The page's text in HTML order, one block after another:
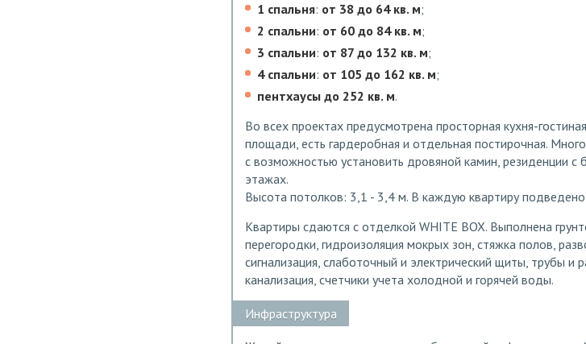
1 спальня: от 38 до 64 кв. м;
2 спальни: от 60 до 84 кв. м;
3 спальни: от 87 до 132 кв. м;
4 спальни: от 105 до 162 кв. м;
пентхаусы до 252 кв. м.
Во всех проектах предусмотрена просторная кухня-
площади, есть гардеробная и отдельная постирочная.
с возможностью установить дровяной камин, резиденции
этажах.
Высота потолков: 3,1 - 3,4 м. В каждую квартиру
Квартиры сдаются с отделкой WHITE BOX. Выполнена
перегородки, гидроизоляция мокрых зон, стяжка полов,
сигнализация, слаботочный и электрический щиты, трубы
канализация, счетчики учета холодной и горячей воды.
Инфраструктура